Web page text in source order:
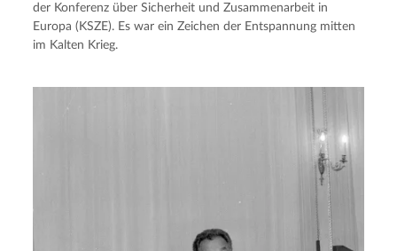
der Konferenz über Sicherheit und Zusammenarbeit in
Europa (KSZE). Es war ein Zeichen der Entspannung mitten
im Kalten Krieg.